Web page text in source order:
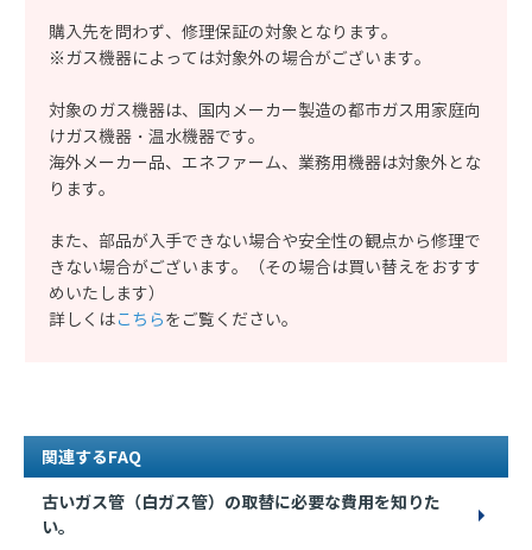
購入先を問わず、修理保証の対象となります。
※ガス機器によっては対象外の場合がございます。
対象のガス機器は、国内メーカー製造の都市ガス用家庭向
けガス機器・温水機器です。
海外メーカー品、エネファーム、業務用機器は対象外とな
ります。
また、部品が入手できない場合や安全性の観点から修理で
きない場合がございます。（その場合は買い替えをおすす
めいたします）
詳しくはこちらをご覧ください。
関連するFAQ
古いガス管（白ガス管）の取替に必要な費用を知りた
い。